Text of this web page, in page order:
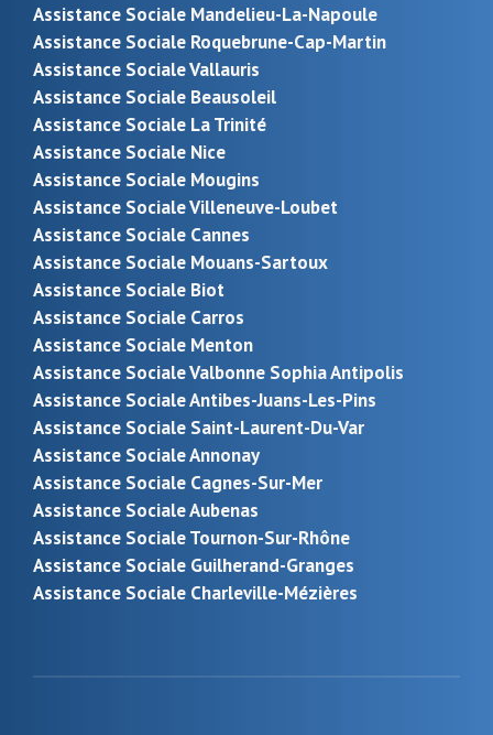
Assistance Sociale Mandelieu-La-Napoule
Assistance Sociale Roquebrune-Cap-Martin
Assistance Sociale Vallauris
Assistance Sociale Beausoleil
Assistance Sociale La Trinité
Assistance Sociale Nice
Assistance Sociale Mougins
Assistance Sociale Villeneuve-Loubet
Assistance Sociale Cannes
Assistance Sociale Mouans-Sartoux
Assistance Sociale Biot
Assistance Sociale Carros
Assistance Sociale Menton
Assistance Sociale Valbonne Sophia Antipolis
Assistance Sociale Antibes-Juans-Les-Pins
Assistance Sociale Saint-Laurent-Du-Var
Assistance Sociale Annonay
Assistance Sociale Cagnes-Sur-Mer
Assistance Sociale Aubenas
Assistance Sociale Tournon-Sur-Rhône
Assistance Sociale Guilherand-Granges
Assistance Sociale Charleville-Mézières